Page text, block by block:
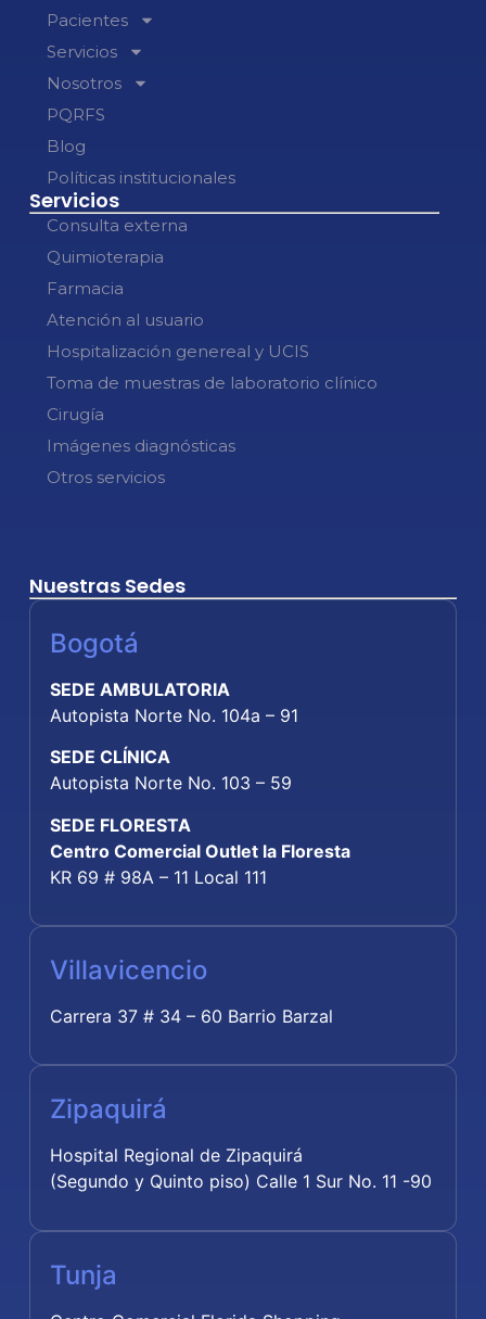
Pacientes
Servicios
Nosotros
PQRFS
Blog
Políticas institucionales
Servicios
Consulta externa
Quimioterapia
Farmacia
Atención al usuario
Hospitalización genereal y UCIS
Toma de muestras de laboratorio clínico
Cirugía
Imágenes diagnósticas
Otros servicios
Nuestras Sedes
Bogotá
SEDE AMBULATORIA
Autopista Norte No. 104a – 91
SEDE CLÍNICA
Autopista Norte No. 103 – 59
SEDE FLORESTA
Centro Comercial Outlet la Floresta
KR 69 # 98A – 11 Local 111
Villavicencio
Carrera 37 # 34 – 60 Barrio Barzal
Zipaquirá
Hospital Regional de Zipaquirá
(Segundo y Quinto piso) Calle 1 Sur No. 11 -90
Tunja